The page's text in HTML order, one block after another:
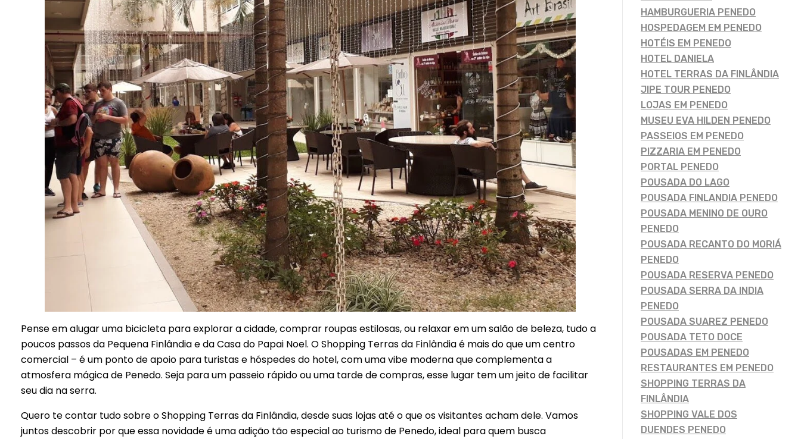
Pense em alugar uma bicicleta para explorar a cidade, comprar roupas estilosas, ou relaxar em um salão de beleza, tudo a
poucos passos da Pequena Finlândia e da Casa do Papai Noel. O Shopping Terras da Finlândia é mais do que um centro
comercial – é um ponto de apoio para turistas e hóspedes do hotel, com uma vibe moderna que complementa a
atmosfera mágica de Penedo. Seja para um passeio rápido ou uma tarde de compras, esse lugar tem um jeito de facilitar
seu dia na serra.
Quero te contar tudo sobre o Shopping Terras da Finlândia, desde suas lojas até o que os visitantes acham dele. Vamos
juntos descobrir por que essa novidade é uma adição tão especial ao turismo de Penedo, ideal para quem busca
HAMBURGUERIA PENEDO
HOSPEDAGEM EM PENEDO
HOTÉIS EM PENEDO
HOTEL DANIELA
HOTEL TERRAS DA FINLÂNDIA
JIPE TOUR PENEDO
LOJAS EM PENEDO
MUSEU EVA HILDEN PENEDO
PASSEIOS EM PENEDO
PIZZARIA EM PENEDO
PORTAL PENEDO
POUSADA DO LAGO
POUSADA FINLANDIA PENEDO
POUSADA MENINO DE OURO
PENEDO
POUSADA RECANTO DO MORIÁ
PENEDO
POUSADA RESERVA PENEDO
POUSADA SERRA DA INDIA
PENEDO
POUSADA SUAREZ PENEDO
POUSADA TETO DOCE
POUSADAS EM PENEDO
RESTAURANTES EM PENEDO
SHOPPING TERRAS DA
FINLÂNDIA
SHOPPING VALE DOS
DUENDES PENEDO